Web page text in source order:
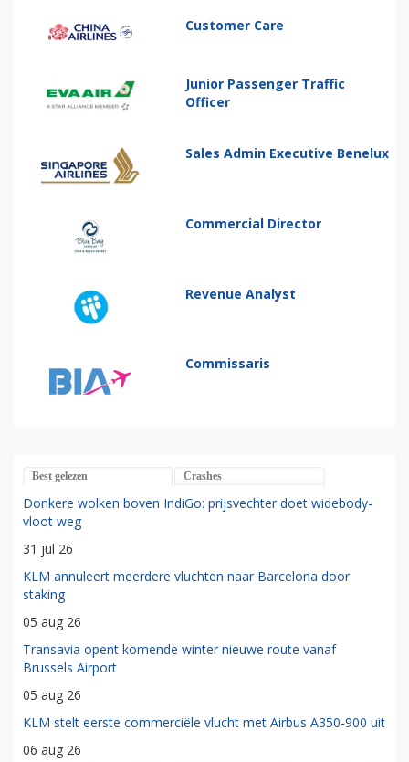
Customer Care
Junior Passenger Traffic
Officer
Sales Admin Executive Benelux
Commercial Director
Revenue Analyst
Commissaris
Best gelezen Crashes
Donkere wolken boven IndiGo: prijsvechter doet widebody-
vloot weg
31 jul 26
KLM annuleert meerdere vluchten naar Barcelona door
staking
05 aug 26
Transavia opent komende winter nieuwe route vanaf
Brussels Airport
05 aug 26
KLM stelt eerste commerciële vlucht met Airbus A350-900 uit
06 aug 26